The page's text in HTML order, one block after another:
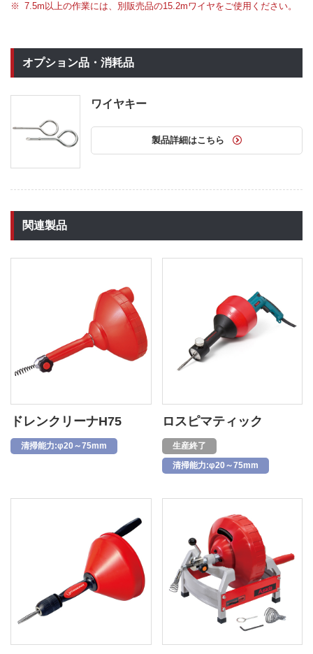
7.5m以上の作業には、別販売品の15.2mワイヤをご使用ください。
オプション品・消耗品
ワイヤキー
製品詳細はこちら
関連製品
ドレンクリーナH75
清掃能力:φ20～75mm
ロスピマティック
生産終了
清掃能力:φ20～75mm